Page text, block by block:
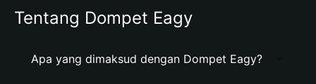
Tentang Dompet Eagy
Apa yang dimaksud dengan Dompet Eagy?